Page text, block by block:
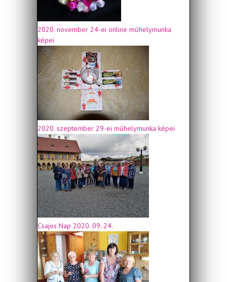
2020. november 24-ei online műhelymunka
képei
2020. szeptember 29-ei műhelymunka képei
Csajos Nap 2020. 09. 24.